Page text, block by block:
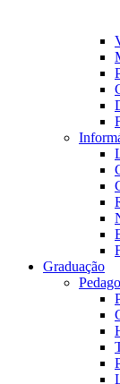
Graduação